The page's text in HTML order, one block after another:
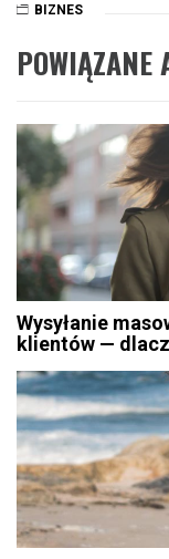
BIZNES
POWIĄZANE
Wysyłanie
klientów —